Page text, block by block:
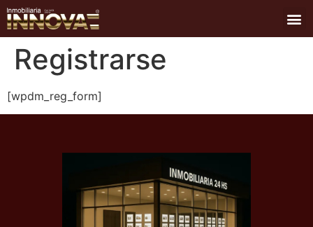
Registrarse
[wpdm_reg_form]